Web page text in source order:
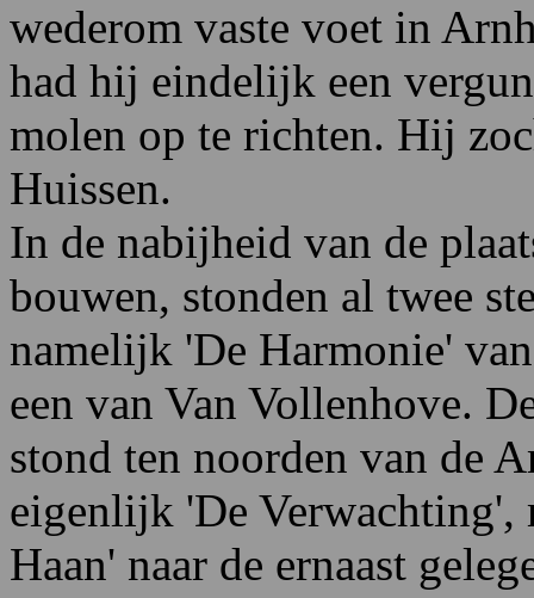
wederom vaste voet in
had hij eindelijk een
molen op te richten. Hij
Huissen.
In de nabijheid van de
bouwen, stonden al twee
namelijk 'De Harmonie'
een van Van Vollenhove.
stond ten noorden van de
eigenlijk 'De Verwachting',
Haan' naar de ernaast